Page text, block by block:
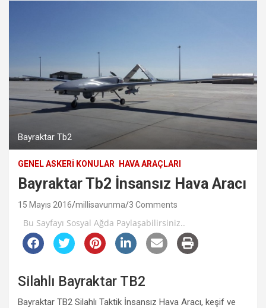
Bayraktar Tb2
GENEL ASKERI KONULAR HAVA ARAÇLARI
Bayraktar Tb2 İnsansız Hava Aracı
15 Mayıs 2016 millisavunma 3 Comments
Bu Sayfayı Sosyal Ağda Paylaşabilirsiniz..
Silahlı Bayraktar TB2
Bayraktar TB2 Silahlı Taktik İnsansız Hava Aracı, keşif ve